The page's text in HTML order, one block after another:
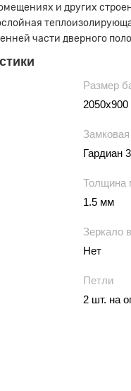
и других
части дверного
Размер
Гардиан
Толщина
1.5 мм
Зеркало
Нет
Петли
2 шт. на